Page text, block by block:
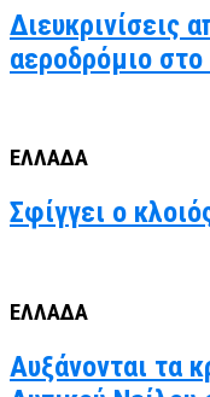
Διευκρινίσεις
αεροδρόμιο στο
ΕΛΛΑΔΑ
Σφίγγει ο
ΕΛΛΑΔΑ
Αυξάνονται τα